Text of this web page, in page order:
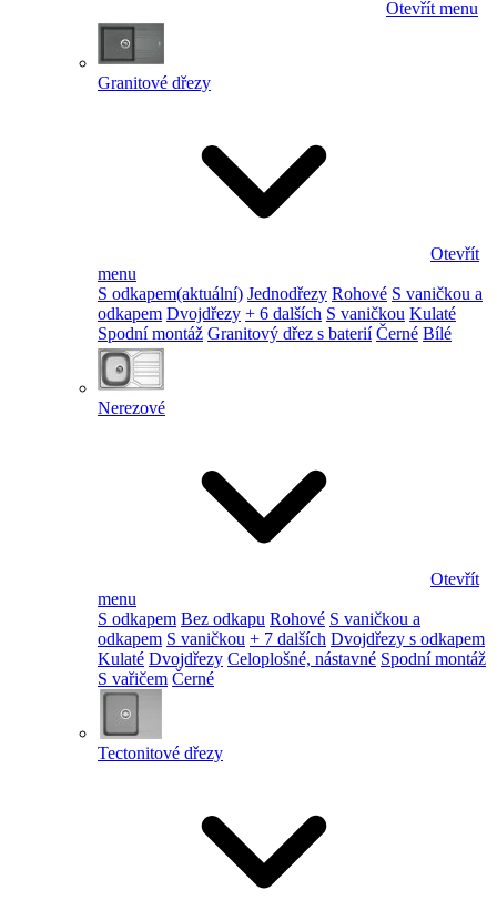
Otevřít menu
Granitové dřezy
Otevřít
menu
S odkapem(aktuální) Jednodřezy Rohové S vaničkou a
odkapem Dvojdřezy + 6 dalších S vaničkou Kulaté
Spodní montáž Granitový dřez s baterií Černé Bílé
Nerezové
Otevřít
menu
S odkapem Bez odkapu Rohové S vaničkou a
odkapem S vaničkou + 7 dalších Dvojdřezy s odkapem
Kulaté Dvojdřezy Celoplošné, nástavné Spodní montáž
S vařičem Černé
Tectonitové dřezy